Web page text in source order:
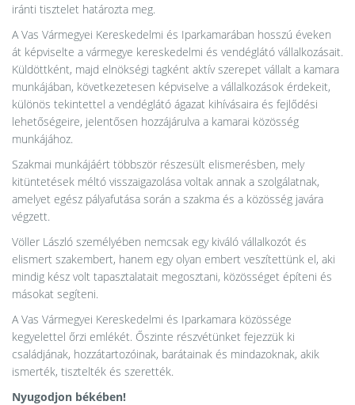
iránti tisztelet határozta meg.
A Vas Vármegyei Kereskedelmi és Iparkamarában hosszú éveken
át képviselte a vármegye kereskedelmi és vendéglátó vállalkozásait.
Küldöttként, majd elnökségi tagként aktív szerepet vállalt a kamara
munkájában, következetesen képviselve a vállalkozások érdekeit,
különös tekintettel a vendéglátó ágazat kihívásaira és fejlődési
lehetőségeire, jelentősen hozzájárulva a kamarai közösség
munkájához.
Szakmai munkájáért többször részesült elismerésben, mely
kitüntetések méltó visszaigazolása voltak annak a szolgálatnak,
amelyet egész pályafutása során a szakma és a közösség javára
végzett.
Völler László személyében nemcsak egy kiváló vállalkozót és
elismert szakembert, hanem egy olyan embert veszítettünk el, aki
mindig kész volt tapasztalatait megosztani, közösséget építeni és
másokat segíteni.
A Vas Vármegyei Kereskedelmi és Iparkamara közössége
kegyelettel őrzi emlékét. Őszinte részvétünket fejezzük ki
családjának, hozzátartozóinak, barátainak és mindazoknak, akik
ismerték, tisztelték és szerették.
Nyugodjon békében!